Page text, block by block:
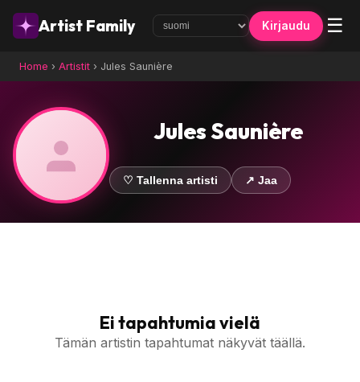
Artist Family Kirjaudu ☰
Home › Artistit › Jules Saunière
Jules Saunière
♡ Tallenna artisti ↗ Jaa
Ei tapahtumia vielä
Tämän artistin tapahtumat näkyvät täällä.